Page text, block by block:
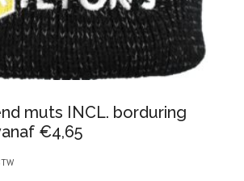
muts INCL. borduring
€4,65